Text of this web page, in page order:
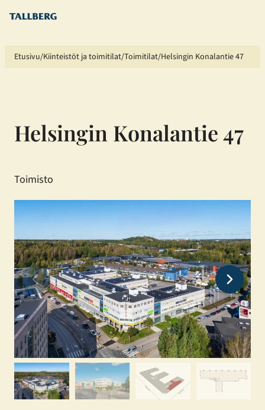
Siirry
Etusivu Kiinteistöt ja toimitilat Toimitilat Helsingin Konalantie 47
Helsingin Konalantie 47
Toimisto